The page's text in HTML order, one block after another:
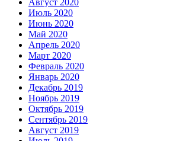
Август 2020
Июль 2020
Июнь 2020
Май 2020
Апрель 2020
Март 2020
Февраль 2020
Январь 2020
Декабрь 2019
Ноябрь 2019
Октябрь 2019
Сентябрь 2019
Август 2019